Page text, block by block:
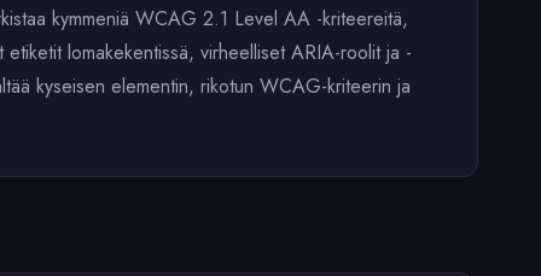
kymmeniä WCAG 2.1 Level AA -kriteereitä,
lomakekentissä, virheelliset ARIA-roolit ja -
kyseisen elementin, rikotun WCAG-kriteerin ja